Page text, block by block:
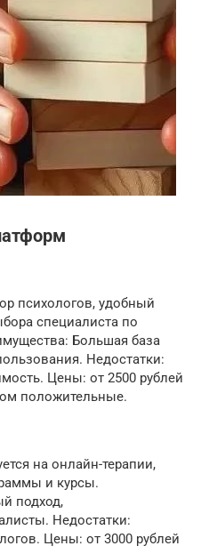
психологов, удобный
специалиста по
Большая база
Недостатки:
Цены: от 2500 рублей
положительные.
на онлайн-терапии,
и курсы.
подход,
Недостатки:
Цены: от 3000 рублей